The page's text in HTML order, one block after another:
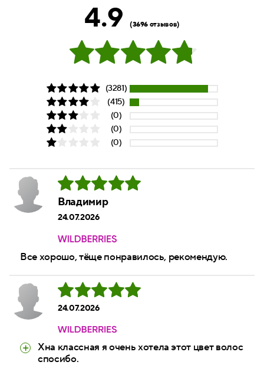
4.9 (3696 отзывов)
(3281)
(415)
(0)
(0)
(0)
Владимир
24.07.2026
Все хорошо, тёще понравилось, рекомендую.
24.07.2026
Хна классная я очень хотела этот цвет волос
спосибо.